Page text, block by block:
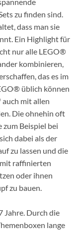
zu finden sind.
dass man sie
Ein Highlight für
nur alle LEGO®
kombinieren,
das es im
üblich können
mit allen
Die ohnehin oft
zum Beispiel bei
dabei als der
zu lassen und die
raffinierten
oder ihnen
zu bauen.
Durch die
lange